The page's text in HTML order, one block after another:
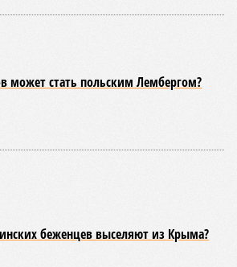
(фото: Алексей Филиппов/РИА Новости)
стал главным спикером
с поразившим многих спичем.
предложения перевести экономику
люди, которые вообще не
экономика. А любая попытка
приведёт, по его мнению, к
заявления.
повестку обычно не
произошли какие-то
одни.
«Таким образом он решил
«Единой России», одним из лидеров